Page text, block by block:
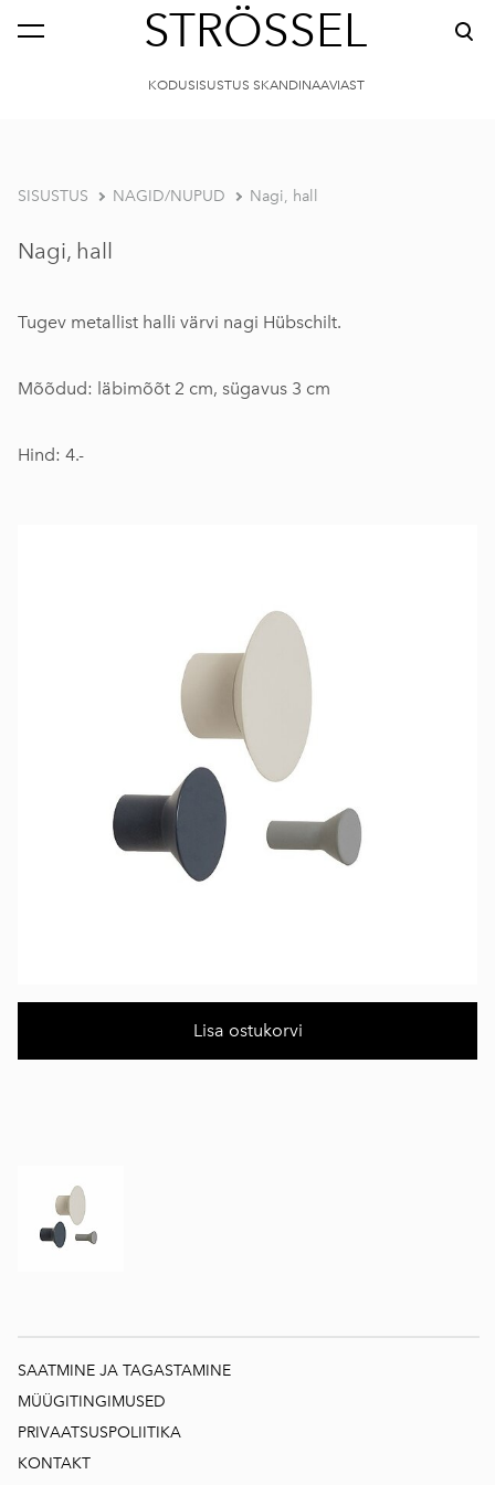
STRÖSSEL
KODUSISUSTUS SKANDINAAVIAST
SISUSTUS NAGID/NUPUD Nagi, hall
Nagi, hall
Tugev metallist halli värvi nagi Hübschilt.
Mõõdud: läbimõõt 2 cm, sügavus 3 cm
Hind: 4.-
Lisa ostukorvi
SAATMINE JA TAGASTAMINE
MÜÜGITINGIMUSED
PRIVAATSUSPOLIITIKA
KONTAKT